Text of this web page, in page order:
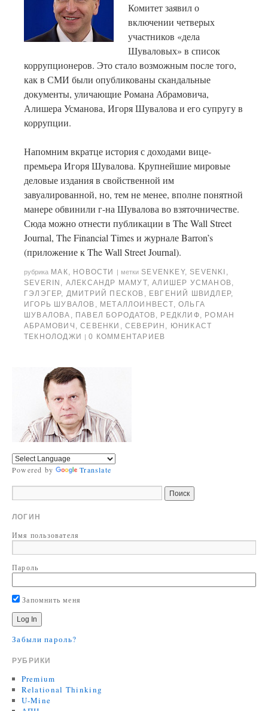
Комитет заявил о
включении четверых
участников «дела
Шуваловых» в список
коррупционеров. Это стало возможным после того,
как в СМИ были опубликованы скандальные
документы, уличающие Романа Абрамовича,
Алишера Усманова, Игоря Шувалова и его супругу в
коррупции.
Напомним вкратце история с доходами вице-
премьера Игоря Шувалова. Крупнейшие мировые
деловые издания в свойственной им
завуалированной, но, тем не менее, вполне понятной
манере обвинили г-на Шувалова во взяточничестве.
Сюда можно отнести публикации в The Wall Street
Journal, The Financial Times и журнале Barron’s
(приложение к The Wall Street Journal).
рубрика МАК, НОВОСТИ | метки SEVENKEY, SEVENKI ,
SEVERIN , АЛЕКСАНДР МАМУТ,АЛИШЕР УСМАНОВ,
ГЭЛЭГЕР, ДМИТРИЙ ПЕСКОВ , ЕВГЕНИЙ ШВИДЛЕР,
ИГОРЬ ШУВАЛОВ , МЕТАЛЛОИНВЕСТ,ОЛЬГА
ШУВАЛОВА , ПАВЕЛ БОРОДАТОВ, РЕДКЛИФ, РОМАН
АБРАМОВИЧ ,СЕВЕНКИ ,СЕВЕРИН , ЮНИКАСТ
ТЕКНОЛОДЖИ
| 0 КОММЕНТАРИЕВ
Powered by Translate
ЛОГИН
Имя пользователя
Пароль
Запомнить меня
Забыли пароль?
РУБРИКИ
Premium
Relational Thinking
U-Mine